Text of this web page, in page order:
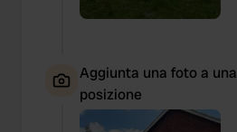
Aggiunta una foto a una
posizione